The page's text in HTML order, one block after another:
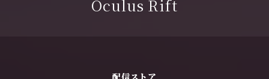
Oculus Rift